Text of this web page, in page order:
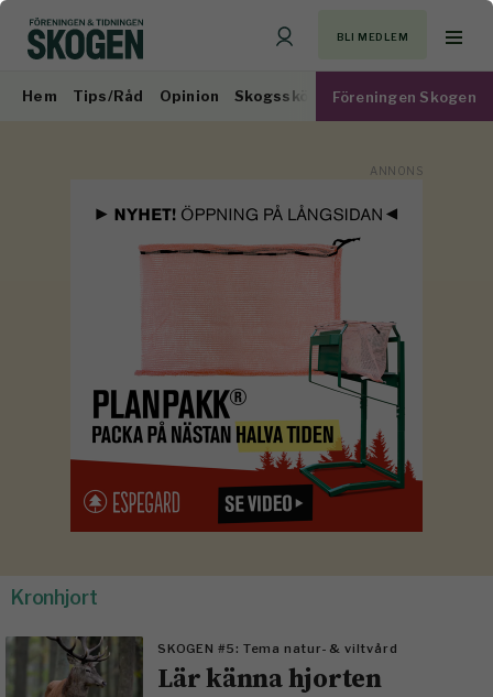
BLI MEDLEM
Hem Tips/Råd Opinion Skogsskötsel Virkesmarknad
Föreningen Skogen
Kronhjort
SKOGEN #5: Tema natur- & viltvård
Lär känna hjorten